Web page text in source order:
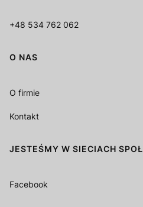
+48 534 762 062
O NAS
O firmie
Kontakt
JESTEŚMY W SIECIACH
Facebook